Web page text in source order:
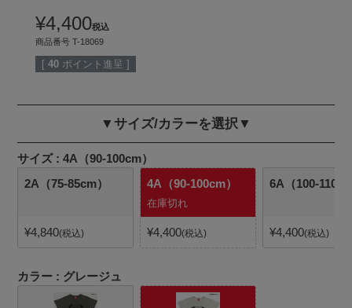
¥4,400税込
商品番号 T-18069
[ 40 ポイント進呈 ]
▼サイズ/カラーを選択▼
サイズ
4A（90-100cm）
2A（75-85cm）
¥4,840 税込
4A（90-100cm）
在庫切れ
¥4,400 税込
6A（100-
¥4,400 税込
カラー グレージュ